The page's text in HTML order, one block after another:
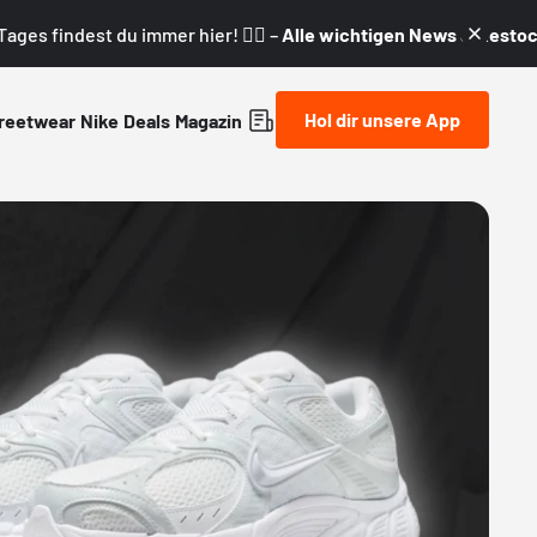
findest du immer hier! 👇🏼 – Alle wichtigen News &
Nike Deals Magazin Hol dir unsere App